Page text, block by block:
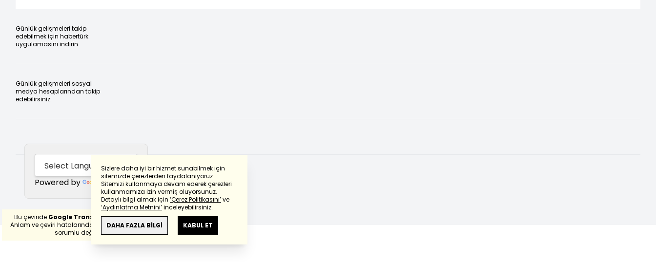
Sizlere daha iyi bir hizmet sunabilmek için
sitemizde çerezlerden faydalanıyoruz.
Sitemizi kullanmaya devam ederek çerezleri
kullanmamıza izin vermiş oluyorsunuz.
Detaylı bilgi almak için ‘Çerez Politikasını’ve
‘Aydınlatma Metnini’inceleyebilirsiniz.
DAHA FAZLA BİLGİ KABUL ET
Günlük gelişmeleri takip
edebilmek için habertürk
uygulamasını indirin
Günlük gelişmeleri sosyal
medya hesaplarından takip
edebilirsiniz.
Powered by Translate
Bu çeviride Google Transletekullanılmıştır.
Anlam ve çeviri hatalarından
haberturk.com
sorumlu değildir.